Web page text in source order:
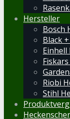
Hersteller
Bosch
Black
Einhell
Riobi
Stihl